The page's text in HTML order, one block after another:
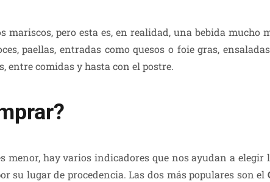
mariscos, pero esta es, en realidad, una bebida
paellas, entradas como quesos o foie gras,
entre comidas y hasta con el postre.
menor, hay varios indicadores que nos ayudan a
su lugar de procedencia. Las dos más populares son el